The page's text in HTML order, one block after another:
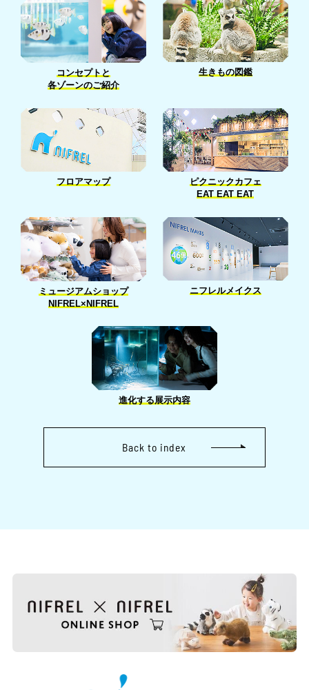
コンセプトと
各ゾーンのご紹介
生きもの図鑑
フロアマップ
ピクニックカフェ
EAT EAT EAT
ミュージアムショップ
NIFREL×NIFREL
ニフレルメイクス
進化する展示内容
Back to index